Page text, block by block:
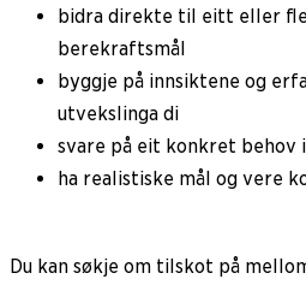
bidra direkte til eitt eller
berekraftsmål
byggje på innsiktene og
utvekslinga di
svare på eit konkret behov
ha realistiske mål og vere
Du kan søkje om tilskot på